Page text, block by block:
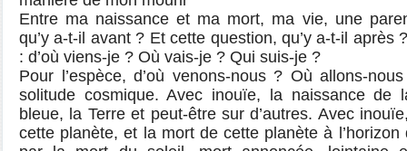
Entre ma naissance et ma mort, ma vie, une
qu’y a-t-il avant ? Et cette question, qu’y a-t-il après
: d’où viens-je ? Où vais-je ? Qui suis-je ?
Pour l’espèce, d’où venons-nous ? Où allons-
solitude cosmique. Avec inouïe, la naissance de
bleue, la Terre et peut-être sur d’autres. Avec
cette planète, et la mort de cette planète à